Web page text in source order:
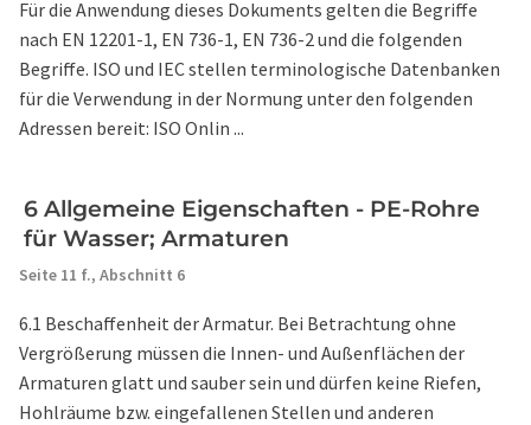
Für die Anwendung dieses Dokuments gelten die Begriffe
nach EN 12201-1, EN 736-1, EN 736-2 und die folgenden
Begriffe. ISO und IEC stellen terminologische Datenbanken
für die Verwendung in der Normung unter den folgenden
Adressen bereit: ISO Onlin ...
6 Allgemeine Eigenschaften - PE-Rohre
für Wasser; Armaturen
Seite 11 f., Abschnitt 6
6.1 Beschaffenheit der Armatur. Bei Betrachtung ohne
Vergrößerung müssen die Innen- und Außenflächen der
Armaturen glatt und sauber sein und dürfen keine Riefen,
Hohlräume bzw. eingefallenen Stellen und anderen